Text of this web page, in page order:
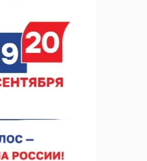
на 28%
прошло совещание